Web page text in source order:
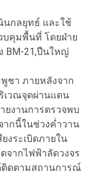
นกลยุทธ์ และใช้
บคุมพื้นที่ โดยฝ่าย
BM-21,ปืนใหญ่
ชา ภายหลังจาก
เวณจุดผ่านแดน
ยงานการตรวจพบ
กนี้ในช่วงค่ำวาน
งระเบิดภายใน
จากไฟฟ้าลัดวงจร
ติดตามสถานการณ์